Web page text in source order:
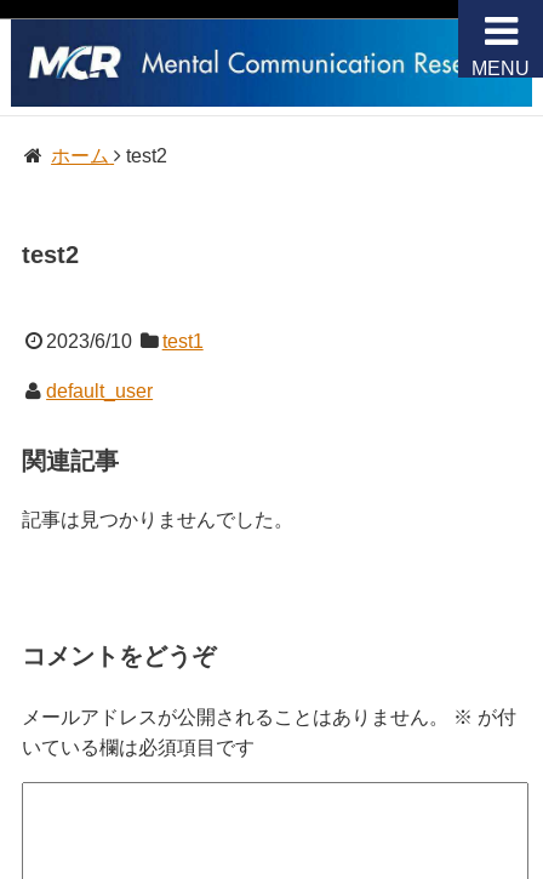
MENU
ホーム test2
test2
2023/6/10 test1
default_user
関連記事
記事は見つかりませんでした。
コメントをどうぞ
メールアドレスが公開されることはありません。 ※ が付
いている欄は必須項目です